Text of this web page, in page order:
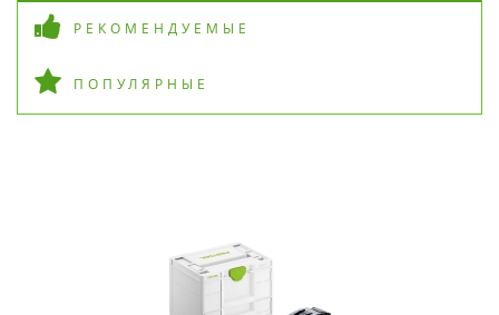
РЕКОМЕНДУЕМЫЕ
ПОПУЛЯРНЫЕ